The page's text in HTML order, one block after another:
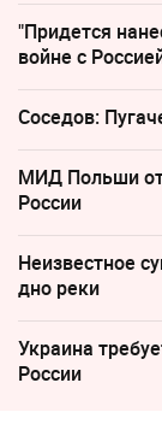
"Придется
войне с
Соседов:
МИД Польши
России
Неизвестное
дно реки
Украина
России